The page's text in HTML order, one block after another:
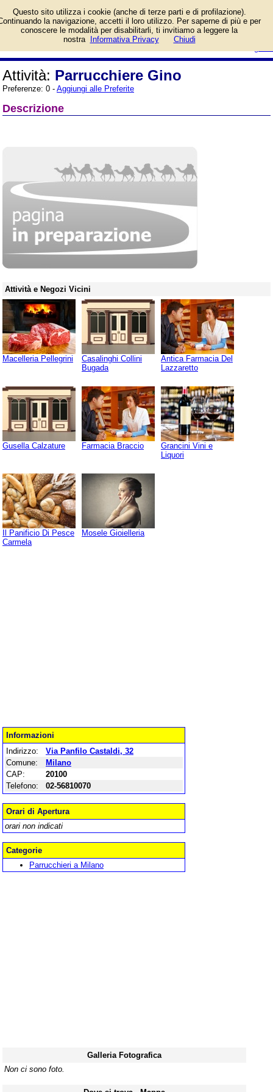
di telefono di Parrucchiere Gino a
Milano, Via Panfilo Castaldi.
Categoria Parrucchieri.
Attività: Parrucchiere Gino
Preferenze: 0 - Aggiungi alle Preferite
Descrizione
Attività e Negozi Vicini
Macelleria Pellegrini
Casalinghi Collini
Bugada
Antica Farmacia Del
Lazzaretto
Gusella Calzature Farmacia Braccio
Grancini Vini e
Liquori
Il Panificio Di Pesce
Carmela
Mosele Gioielleria
Informazioni
Indirizzo:
Via Panfilo Castaldi, 32
Comune:
Milano
CAP:
20100
Telefono:
02-56810070
Orari di Apertura
orari non indicati
Categorie
Parrucchieri a Milano
Galleria Fotografica
Non ci sono foto.
Questo sito utilizza i cookie (anche di terze parti e di profilazione).
la navigazione, accetti il loro utilizzo. Per saperne di più e per
conoscere le modalità per disabilitarli, ti invitiamo a leggere la
nostra
Informativa Privacy Chiudi